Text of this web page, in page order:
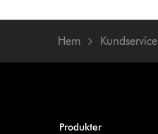
Hem Kundservice
Produkter